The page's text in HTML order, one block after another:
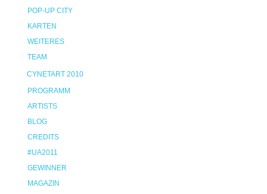
POP-UP CITY
KARTEN
WEITERES
TEAM
CYNETART 2010
PROGRAMM
ARTISTS
BLOG
CREDITS
#UA2011
GEWINNER
MAGAZIN